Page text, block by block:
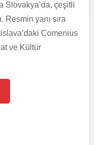
Slovakya’da, çeşitli
yanı sıra
Comenius
ve Kültür